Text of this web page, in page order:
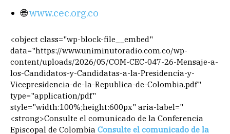
🌐www.cec.org.co
<object class="wp-block-file__embed"
data="https://www.uniminutoradio.com.co/wp-
content/uploads/2026/05/COM-CEC-047-26-Mensaje-a-
los-Candidatos-y-Candidatas-a-la-Presidencia-y-
Vicepresidencia-de-la-Republica-de-Colombia.pdf"
type="application/pdf"
style="width:100%;height:600px" aria-label="
<strong>Consulte el comunicado de la Conferencia
Episcopal de Colombia Consulte el comunicado de la